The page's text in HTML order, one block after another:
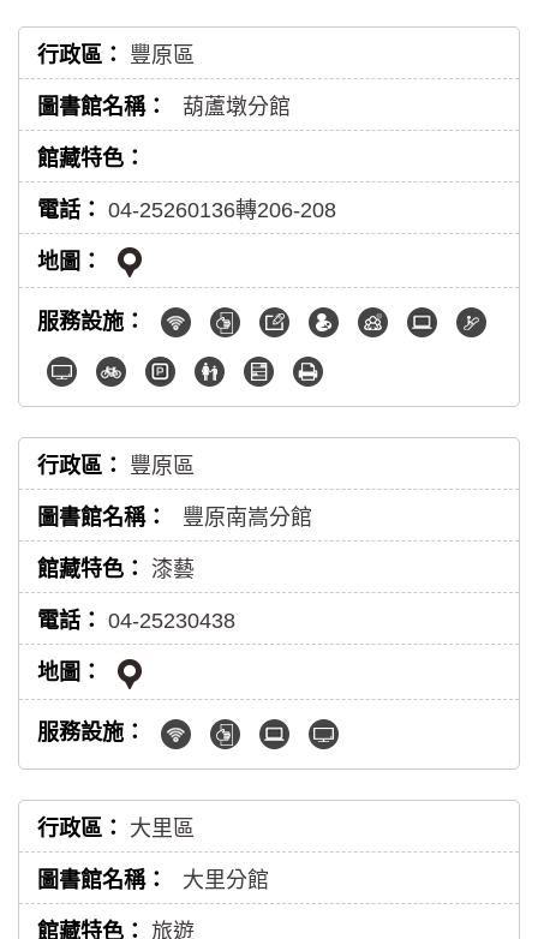
豐原區
葫蘆墩分館
04-25260136轉206-208
豐原區
豐原南嵩分館
漆藝
04-25230438
大里區
大里分館
旅遊